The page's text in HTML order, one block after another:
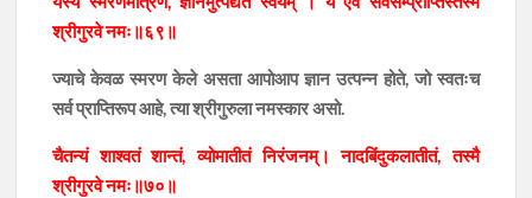
श्रीगुरवे नमः॥६९॥
ज्याचे केवळ स्मरण केले असता आपोआप ज्ञान उत्पन्न होते, जो स्वतःच
सर्व प्राप्तिरूप आहे, त्या श्रीगुरुला नमस्कार असो.
चैतन्यं शाश्वतं शान्तं, व्योमातीतं निरंजनम्। नादबिंदुकलातीतं, तस्मै
श्रीगुरवे नमः॥७०॥